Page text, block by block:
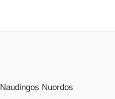
Naudingos Nuordos